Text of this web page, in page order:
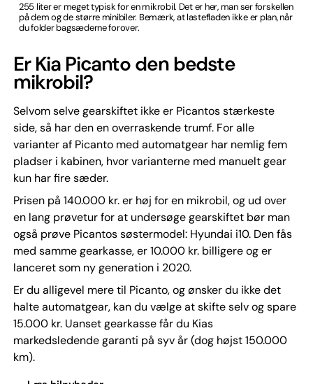
255 liter er meget typisk for en mikrobil. Det er her, man ser forskellen
på dem og de større minibiler. Bemærk, at lastefladen ikke er plan, når
du folder bagsæderne forover.
Er Kia Picanto den bedste
mikrobil?
Selvom selve gearskiftet ikke er Picantos stærkeste
side, så har den en overraskende trumf. For alle
varianter af Picanto med automatgear har nemlig fem
pladser i kabinen, hvor varianterne med manuelt gear
kun har fire sæder.
Prisen på 140.000 kr. er høj for en mikrobil, og ud over
en lang prøvetur for at undersøge gearskiftet bør man
også prøve Picantos søstermodel: Hyundai i10. Den fås
med samme gearkasse, er 10.000 kr. billigere og er
lanceret som ny generation i 2020.
Er du alligevel mere til Picanto, og ønsker du ikke det
halte automatgear, kan du vælge at skifte selv og spare
15.000 kr. Uanset gearkasse får du Kias
markedsledende garanti på syv år (dog højst 150.000
km).